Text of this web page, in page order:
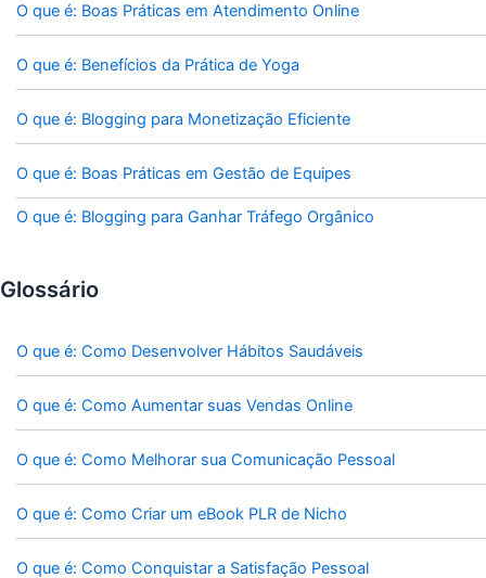
O que é: Boas Práticas em Atendimento Online
O que é: Benefícios da Prática de Yoga
O que é: Blogging para Monetização Eficiente
O que é: Boas Práticas em Gestão de Equipes
O que é: Blogging para Ganhar Tráfego Orgânico
Glossário
O que é: Como Desenvolver Hábitos Saudáveis
O que é: Como Aumentar suas Vendas Online
O que é: Como Melhorar sua Comunicação Pessoal
O que é: Como Criar um eBook PLR de Nicho
O que é: Como Conquistar a Satisfação Pessoal